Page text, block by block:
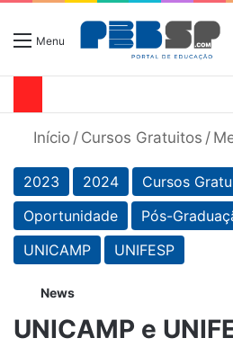
Menu
Início / Cursos Gratuitos /
2023 2024 Cursos
Oportunidade
Pós-
UNICAMP
UNIFESP
News
UNICAMP e